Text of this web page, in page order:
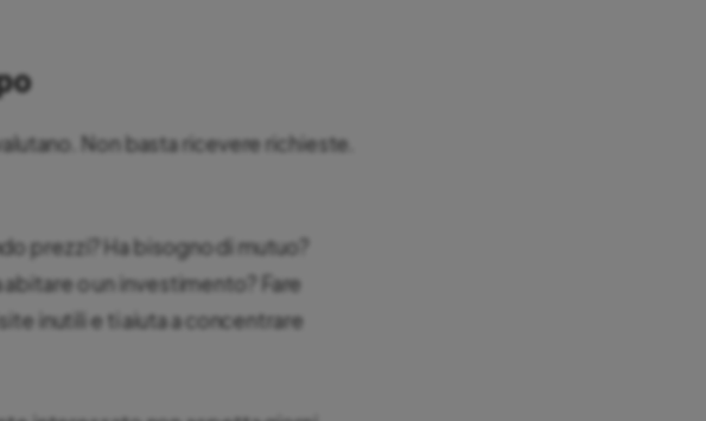
Non basta ricevere richieste.
prezzi? Ha bisogno di mutuo?
abitare o un investimento? Fare
inutili e ti aiuta a concentrare